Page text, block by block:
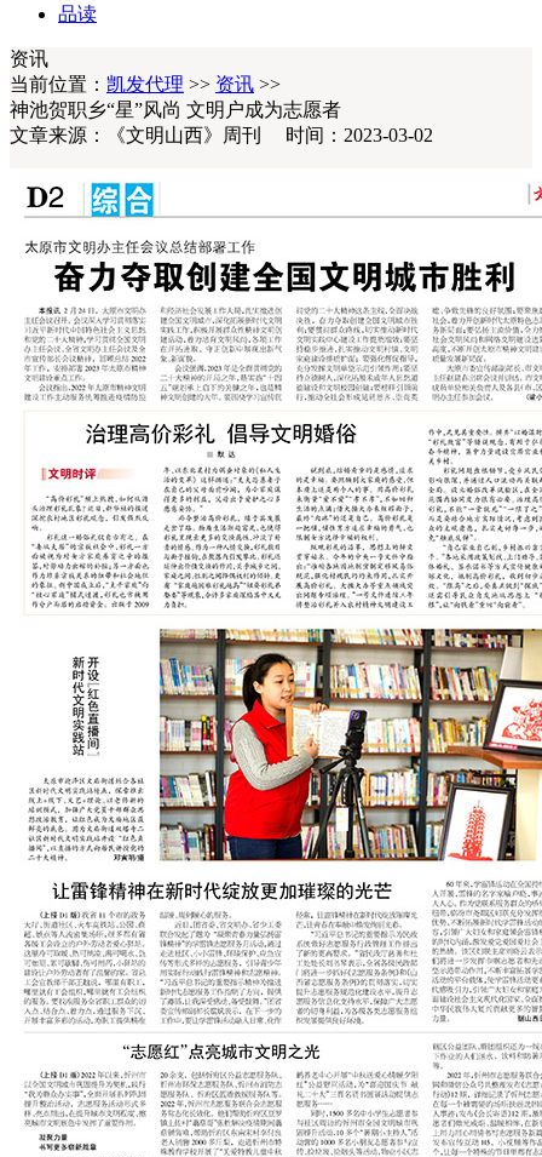
品读
资讯
当前位置： 凯发代理 >> 资讯 >>
神池贺职乡“星”风尚 文明户成为志愿者
文章来源：《文明山西》周刊 时间：2023-03-02